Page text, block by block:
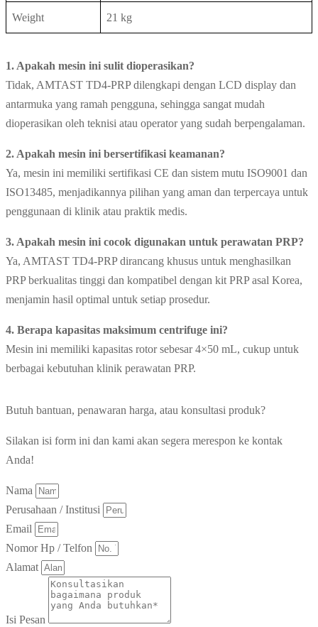
Weight 21 kg
1. Apakah mesin ini sulit dioperasikan?
Tidak, AMTAST TD4-PRP dilengkapi dengan LCD display dan
antarmuka yang ramah pengguna, sehingga sangat mudah
dioperasikan oleh teknisi atau operator yang sudah berpengalaman.
2. Apakah mesin ini bersertifikasi keamanan?
Ya, mesin ini memiliki sertifikasi CE dan sistem mutu ISO9001 dan
ISO13485, menjadikannya pilihan yang aman dan terpercaya untuk
penggunaan di klinik atau praktik medis.
3. Apakah mesin ini cocok digunakan untuk perawatan PRP?
Ya, AMTAST TD4-PRP dirancang khusus untuk menghasilkan
PRP berkualitas tinggi dan kompatibel dengan kit PRP asal Korea,
menjamin hasil optimal untuk setiap prosedur.
4. Berapa kapasitas maksimum centrifuge ini?
Mesin ini memiliki kapasitas rotor sebesar 4×50 mL, cukup untuk
berbagai kebutuhan klinik perawatan PRP.
Butuh bantuan, penawaran harga, atau konsultasi produk?
Silakan isi form ini dan kami akan segera merespon ke kontak
Anda!
Nama
Perusahaan / Institusi
Email
Nomor Hp / Telfon
Alamat
Isi Pesan